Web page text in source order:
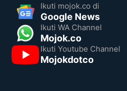
Ikuti mojok.co di
Google News
Ikuti WA Channel
Mojok.co
Ikuti Youtube Channel
Mojokdotco